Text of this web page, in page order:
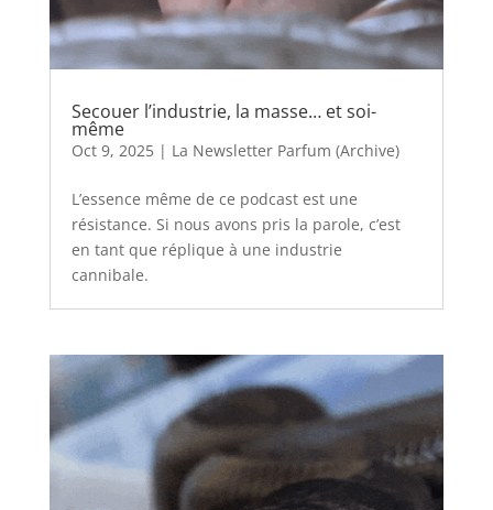
Secouer l’industrie, la masse… et soi-
même
Oct 9, 2025| La Newsletter Parfum (Archive)
L’essence même de ce podcast est une
résistance. Si nous avons pris la parole, c’est
en tant que réplique à une industrie
cannibale.